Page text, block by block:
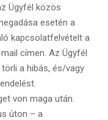
Ügyfél közös
esetén a
kapcsolatfelvételt a
címen. Az Ügyfél
a hibás, és/vagy
von maga után.
úton – a